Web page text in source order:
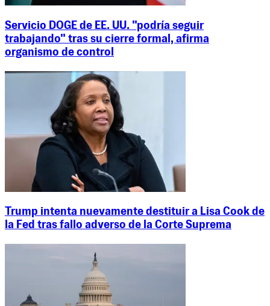
Servicio DOGE de EE. UU. "podría seguir
trabajando" tras su cierre formal, afirma
organismo de control
Trump intenta nuevamente destituir a Lisa Cook de
la Fed tras fallo adverso de la Corte Suprema